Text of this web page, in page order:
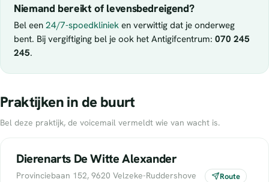
Niemand bereikt of levensbedreigend?
Bel een 24/7-spoedkliniek en verwittig dat je onderweg
bent. Bij vergiftiging bel je ook het Antigifcentrum: 070 245
245.
Praktijken in de buurt
Bel deze praktijk, de voicemail vermeldt wie van wacht is.
Dierenarts De Witte Alexander
Provinciebaan 152, 9620 Velzeke-Ruddershove Route